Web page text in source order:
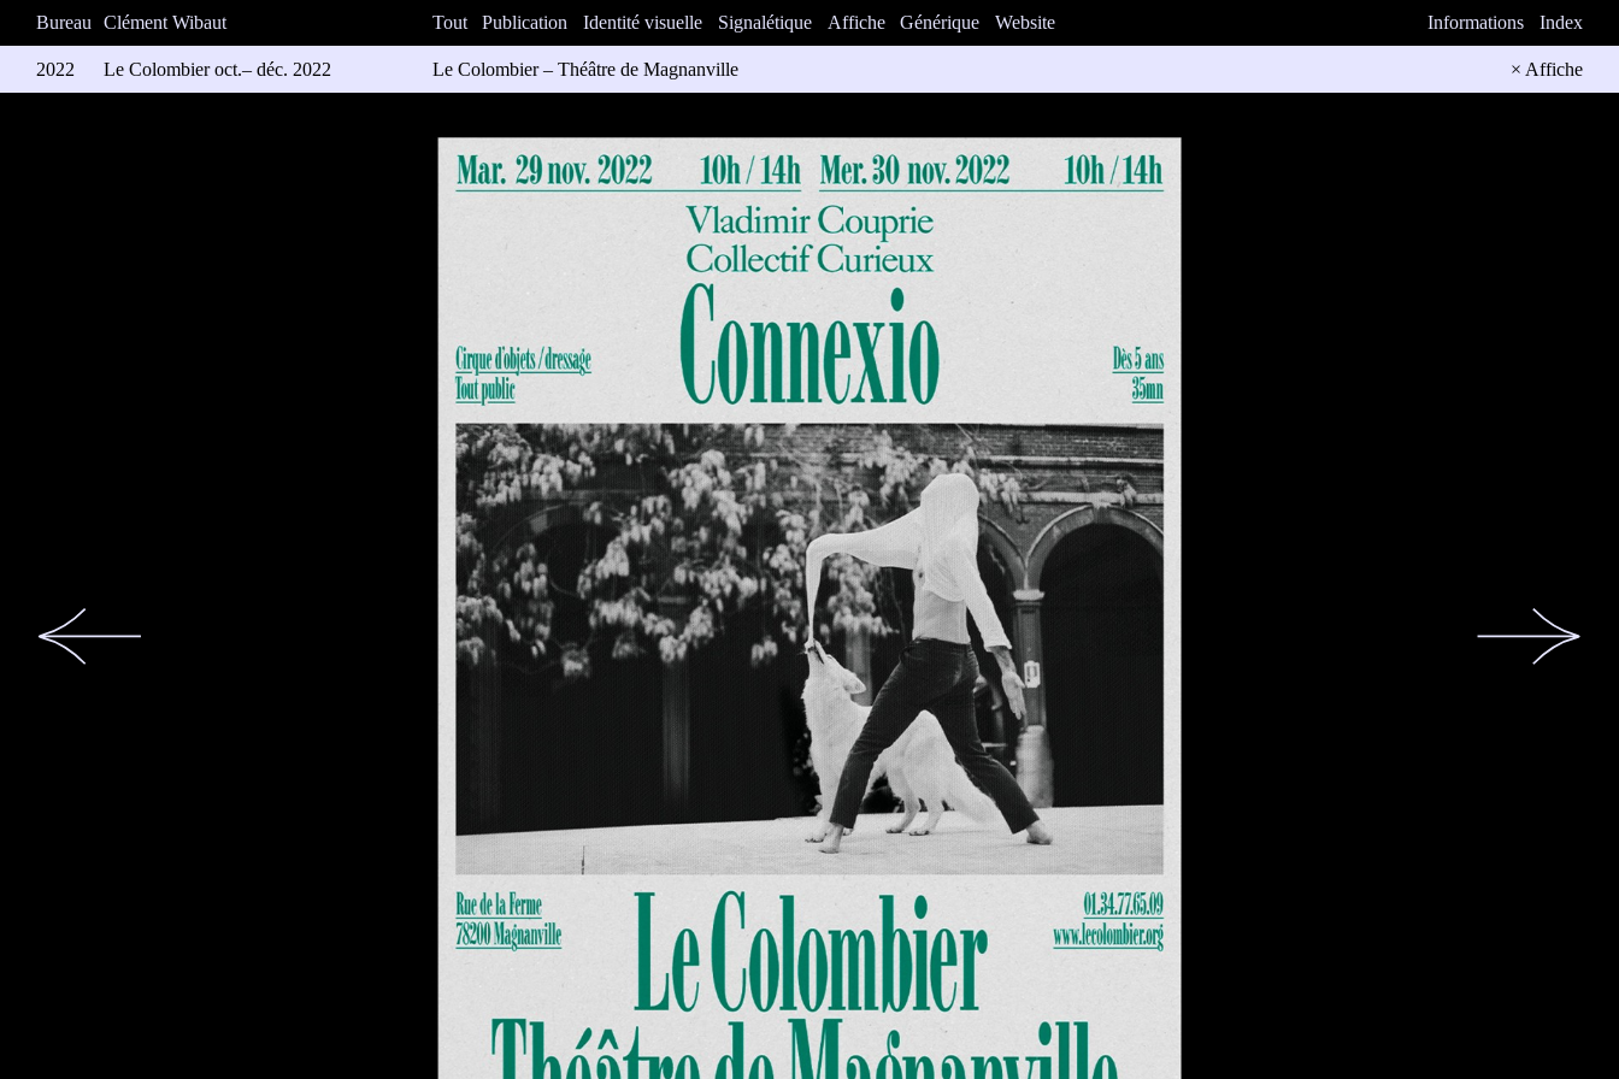
Bureau Clément Wibaut Tout Publication Identité visuelle Signalétique Affiche Générique Website Informations Index
2022 Le Colombier oct.– déc. 2022 Le Colombier – Théâtre de Magnanville
Design: en collaboration avec Malou Messien
Impression: Médiagraphic
× Affiche